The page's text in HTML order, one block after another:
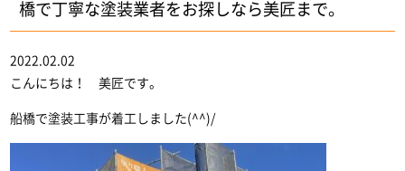
橋で丁寧な塗装業者をお探しなら美匠まで。
2022.02.02
こんにちは！ 美匠です。
船橋で塗装工事が着工しました(^^)/